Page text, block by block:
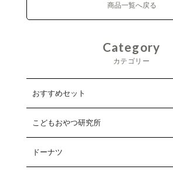
商品一覧へ戻る
Category
カテゴリー
おすすめセット
こどもおやつ研究所
ドーナツ